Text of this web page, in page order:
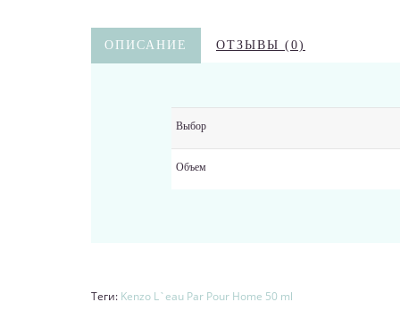
ОПИСАНИЕ ОТЗЫВЫ (0)
Выбор
Объем
Теги: Kenzo L`eau Par Pour Home 50 ml